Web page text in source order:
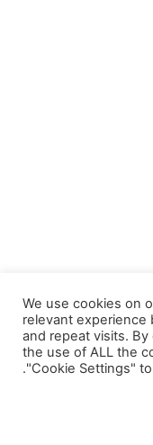
We use cookies on
relevant experience
and repeat visits. By
the use of ALL the
"Cookie Settings"